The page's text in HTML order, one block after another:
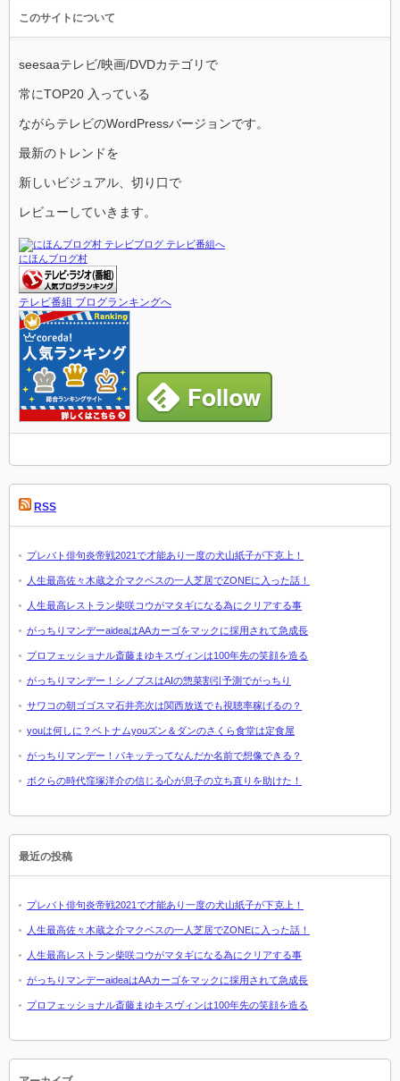
このサイトについて
seesaaテレビ/映画/DVDカテゴリで
常にTOP20 入っている
ながらテレビのWordPressバージョンです。
最新のトレンドを
新しいビジュアル、切り口で
レビューしていきます。
にほんブログ村
テレビ番組 ブログランキングへ
RSS
プレバト俳句炎帝戦2021で才能あり一度の犬山紙子が下克上！
人生最高佐々木蔵之介マクベスの一人芝居でZONEに入った話！
人生最高レストラン柴咲コウがマタギになる為にクリアする事
がっちりマンデーaideaはAAカーゴをマックに採用されて急成長
プロフェッショナル斎藤まゆキスヴィンは100年先の笑顔を造る
がっちりマンデー！シノプスはAIの惣菜割引予測でがっちり
サワコの朝ゴゴスマ石井亮次は関西放送でも視聴率稼げるの？
youは何しに？ベトナムyouズン＆ダンのさくら食堂は定食屋
がっちりマンデー！パキッテってなんだか名前で想像できる？
ボクらの時代窪塚洋介の信じる心が息子の立ち直りを助けた！
最近の投稿
プレバト俳句炎帝戦2021で才能あり一度の犬山紙子が下克上！
人生最高佐々木蔵之介マクベスの一人芝居でZONEに入った話！
人生最高レストラン柴咲コウがマタギになる為にクリアする事
がっちりマンデーaideaはAAカーゴをマックに採用されて急成長
プロフェッショナル斎藤まゆキスヴィンは100年先の笑顔を造る